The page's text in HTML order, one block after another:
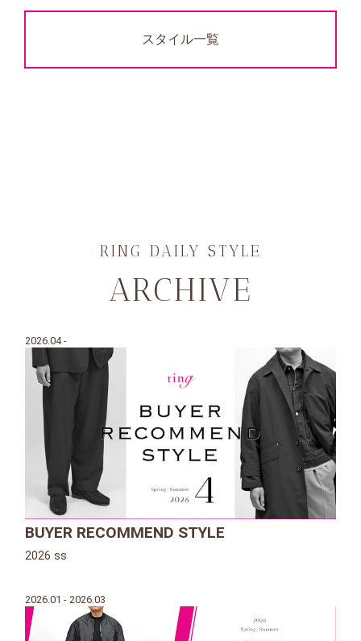
スタイル一覧
RING DAILY STYLE
ARCHIVE
2026.04 -
BUYER RECOMMEND STYLE
2026 ss
2026.01 - 2026.03